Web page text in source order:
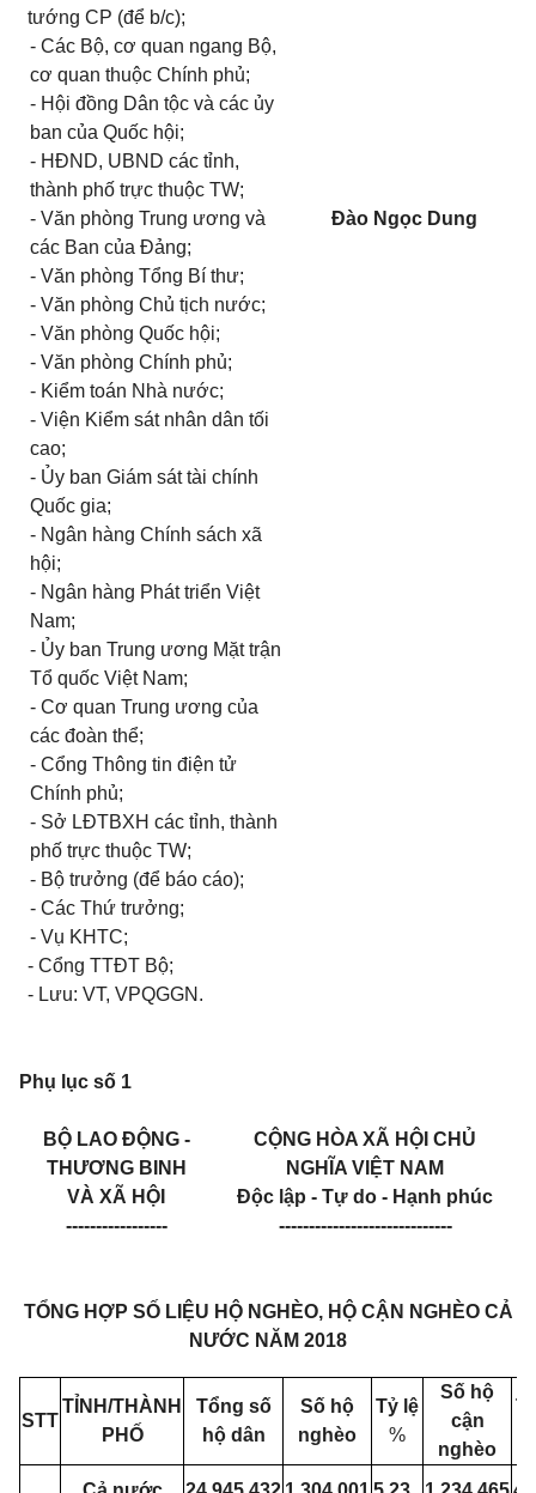
tướng CP (để b/c);
- Các Bộ, cơ quan ngang Bộ,
cơ quan thuộc Chính phủ;
- Hội đồng Dân tộc và các ủy
ban của Quốc hội;
- HĐND, UBND các tỉnh,
thành phố trực thuộc TW;
- Văn phòng Trung ương và
các Ban của Đảng;
- Văn phòng Tổng Bí thư;
- Văn phòng Chủ tịch nước;
- Văn phòng Quốc hội;
- Văn phòng Chính phủ;
- Kiểm toán Nhà nước;
- Viện Kiểm sát nhân dân tối
cao;
- Ủy ban Giám sát tài chính
Quốc gia;
- Ngân hàng Chính sách xã
hội;
- Ngân hàng Phát triển Việt
Nam;
- Ủy ban Trung ương Mặt trận
Tổ quốc Việt Nam;
- Cơ quan Trung ương của
các đoàn thể;
- Cổng Thông tin điện tử
Chính phủ;
- Sở LĐTBXH các tỉnh, thành
phố trực thuộc TW;
- Bộ trưởng (để báo cáo);
- Các Thứ trưởng;
- Vụ KHTC;
- Cổng TTĐT Bộ;
- Lưu: VT,VPQGGN.
Đào Ngọc Dung
Phụ lục số 1
BỘ LAO ĐỘNG -
THƯƠNG BINH
VÀ XÃ HỘI
-----------------
CỘNG HÒA XÃ HỘI CHỦ
NGHĨA VIỆT NAM
Độc lập - Tự do - Hạnh phúc
-----------------------------
TỔNG HỢP SỐ LIỆU HỘ NGHÈO, HỘ CẬN NGHÈO CẢ
NƯỚC NĂM 2018
STT
TỈNH/THÀNH
PHỐ
Tổng số
hộ dân
Số hộ
nghèo
Tỷ lệ
%
Số hộ
cận
nghèo